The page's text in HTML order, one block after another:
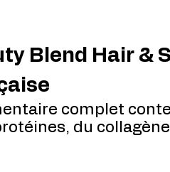
Blend Hair &
complet
du